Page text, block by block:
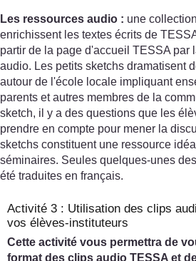
Les ressources audio : une
enrichissent les textes écrits de
partir de la page d'accueil TESSA par
audio. Les petits sketchs dramatisent
autour de l'école locale impliquant
parents et autres membres de la
sketch, il y a des questions que les
prendre en compte pour mener la
sketchs constituent une ressource
séminaires. Seules quelques-unes
été traduites en français.
Activité 3 : Utilisation des clips
vos élèves-instituteurs
Cette activité vous permettra de
format des clips audio TESSA et